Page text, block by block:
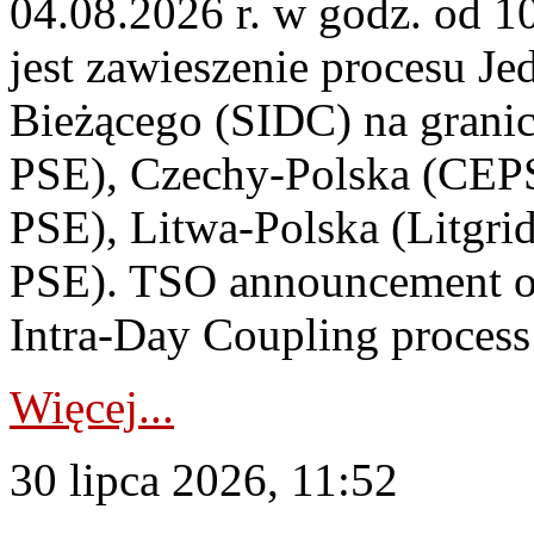
04.08.2026 r. w godz. od
jest zawieszenie procesu
Bieżącego (SIDC) na
PSE), Czechy-Polska
PSE), Litwa-Polska
PSE). TSO announcement
Intra-Day Coupling
Więcej...
30 lipca 2026, 11:52